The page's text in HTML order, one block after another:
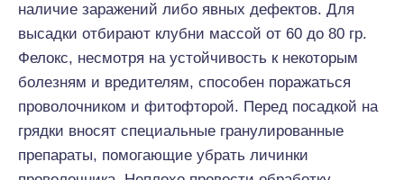
наличие заражений либо явных дефектов. Для
высадки отбирают клубни массой от 60 до 80 гр.
Фелокс, несмотря на устойчивость к некоторым
болезням и вредителям, способен поражаться
проволочником и фитофторой. Перед посадкой на
грядки вносят специальные гранулированные
препараты, помогающие убрать личинки